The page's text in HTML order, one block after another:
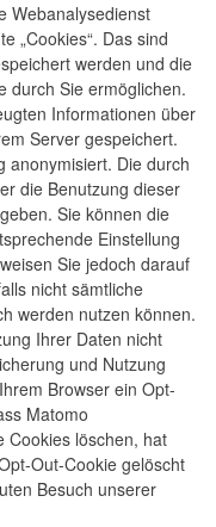
Webanalysedienst
„Cookies“. Das sind
werden und die
durch Sie ermöglichen.
Informationen über
Server gespeichert.
anonymisiert. Die durch
die Benutzung dieser
Sie können die
Einstellung
Sie jedoch darauf
nicht sämtliche
werden nutzen können.
Ihrer Daten nicht
und Nutzung
Browser ein Opt-
Matomo
Cookies löschen, hat
Out-Cookie gelöscht
Besuch unserer